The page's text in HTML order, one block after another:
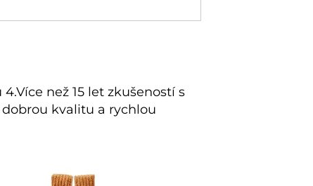
než 15 let zkušeností s
kvalitu a rychlou